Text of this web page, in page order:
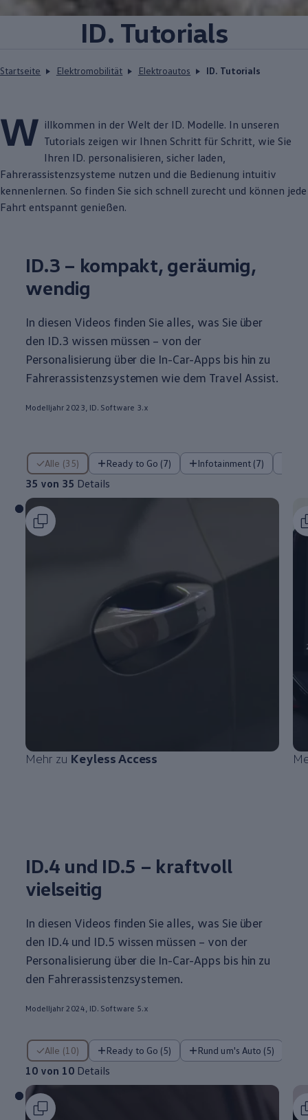
ID. Tutorials
Startseite Elektromobilität Elektroautos ID. Tutorials
W illkommen in der Welt der ID. Modelle. In unseren
Tutorials zeigen wir Ihnen Schritt für Schritt, wie Sie
Ihren ID. personalisieren, sicher laden,
Fahrerassistenzsysteme nutzen und die Bedienung intuitiv
kennenlernen. So finden Sie sich schnell zurecht und können jede
Fahrt entspannt genießen.
ID.3 – kompakt, geräumig,
wendig
In diesen Videos finden Sie alles, was Sie über
den ID.3 wissen müssen – von der
Personalisierung über die In-Car-Apps bis hin zu
Fahrerassistenzsystemen wie dem Travel Assist.
Modelljahr 2023, ID. Software 3.x
Alle (35) Ready to Go (7) Infotainment (7)
35 von 35 Details
35 von 35 Details
Mehr zu Keyless Access
ID.4 und ID.5 – kraftvoll
vielseitig
In diesen Videos finden Sie alles, was Sie über
den ID.4 und ID.5 wissen müssen – von der
Personalisierung über die In-Car-Apps bis hin zu
den Fahrerassistenzsystemen.
Modelljahr 2024, ID. Software 5.x
Alle (10) Ready to Go (5) Rund um's Auto (5)
10 von 10 Details
10 von 10 Details